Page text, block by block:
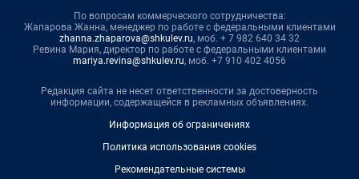
По вопросам коммерческого сотрудничества:
Жапарова Жанна, менеджер по работе с федеральными клиентами
zhanna.zhaparova@shkulev.ru, моб. + 7 982 640 34 32
Ревина Мария, директор по работе с федеральными клиентами
mariya.revina@shkulev.ru, моб. +7 910 402 4056
Редакция сайта не несет ответственности за достоверность
информации, содержащейся в рекламных объявлениях.
Информация об ограничениях
Политика использования cookies
Рекомендательные системы